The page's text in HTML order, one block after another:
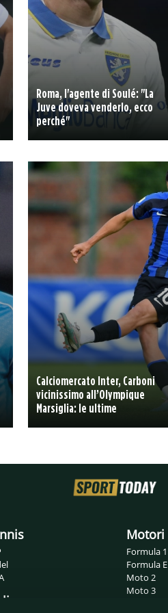
Roma, l'agente di Soulé: "La
Juve doveva venderlo, ecco
perché"
Calciomercato Inter, Carboni
vicinissimo all’Olympique
Marsiglia: le ultime
Motori
Formula 1
Formula E
Moto 2
Moto 3